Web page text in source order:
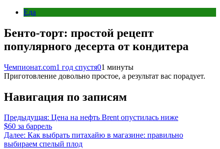
Еда
Бенто-торт: простой рецепт
популярного десерта от кондитера
Чемпионат.com1 год спустя01 минуты
Приготовление довольно простое, а результат вас порадует.
Навигация по записям
Предыдущая: Цена на нефть Brent опустилась ниже
$60 за баррель
Далее: Как выбрать питахайю в магазине: правильно
выбираем спелый плод